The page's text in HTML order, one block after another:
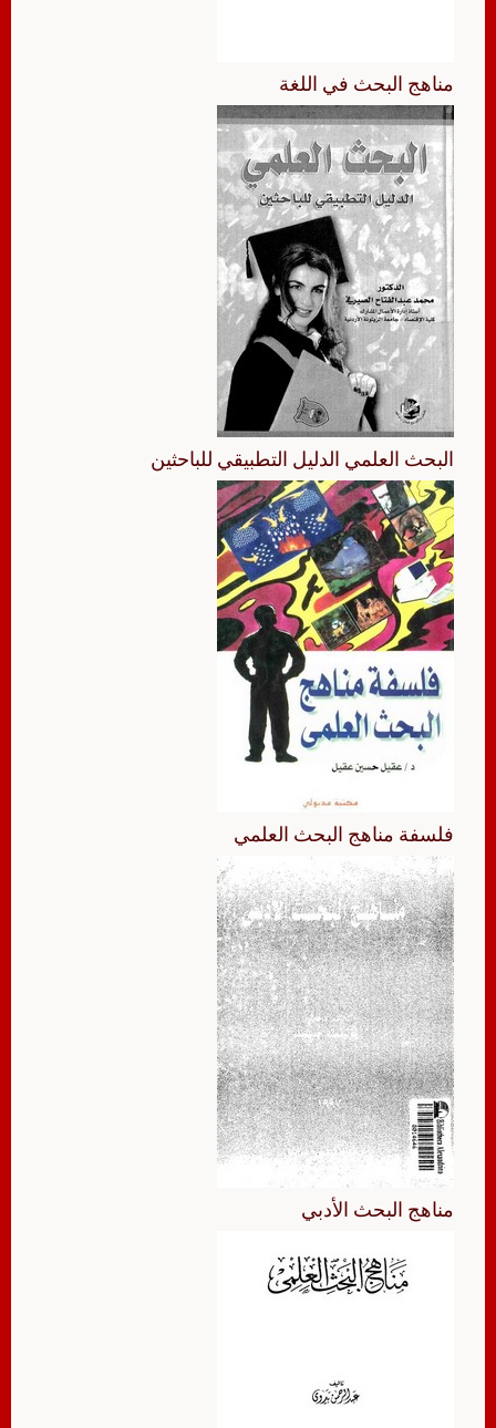
مناهج البحث في اللغة
البحث العلمي الدليل التطبيقي للباحثين
فلسفة مناهج البحث العلمي
مناهج البحث الأدبي